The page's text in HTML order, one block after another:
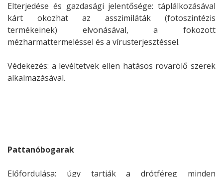
Elterjedése és gazdasági jelentősége: táplálkozásával
kárt okozhat az asszimiláták (fotoszintézis
termékeinek) elvonásával, a fokozott
mézharmattermeléssel és a vírusterjesztéssel.
Védekezés: a levéltetvek ellen hatásos rovarölő szerek
alkalmazásával.
Pattanóbogarak
Előfordulása: úgy tartják a drótféreg minden